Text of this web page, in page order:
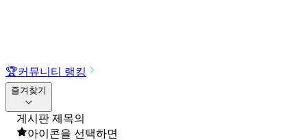
🏆커뮤니티 랭킹
즐겨찾기
게시판 제목의
아이콘을 선택하면